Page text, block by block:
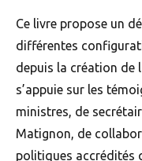
Ce livre propose un
différentes
depuis la création de
s’appuie sur les
ministres, de
Matignon, de
politiques accrédités